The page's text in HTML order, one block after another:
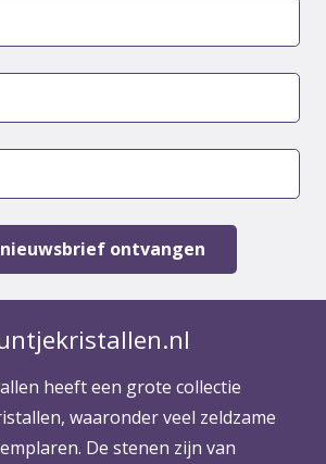
heeft een grote collectie
waaronder veel zeldzame
De stenen zijn van